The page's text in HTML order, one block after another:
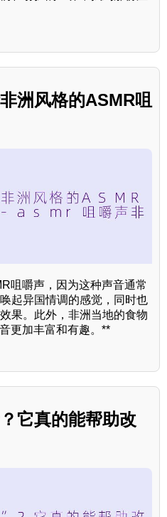
洲风格的ASMR咀
咀嚼声，因为这种声音通常
起异国情调的感觉，同时也
果。此外，非洲当地的食物
更加丰富和有趣。**
它真的能帮助改